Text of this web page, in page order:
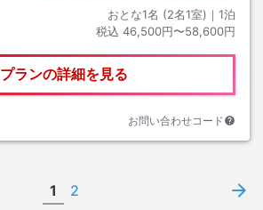
おとな1名 (2名1室)｜ 1泊
税込 46,500円〜58,600円
プランの詳細を見る
お問い合わせコード
1 2